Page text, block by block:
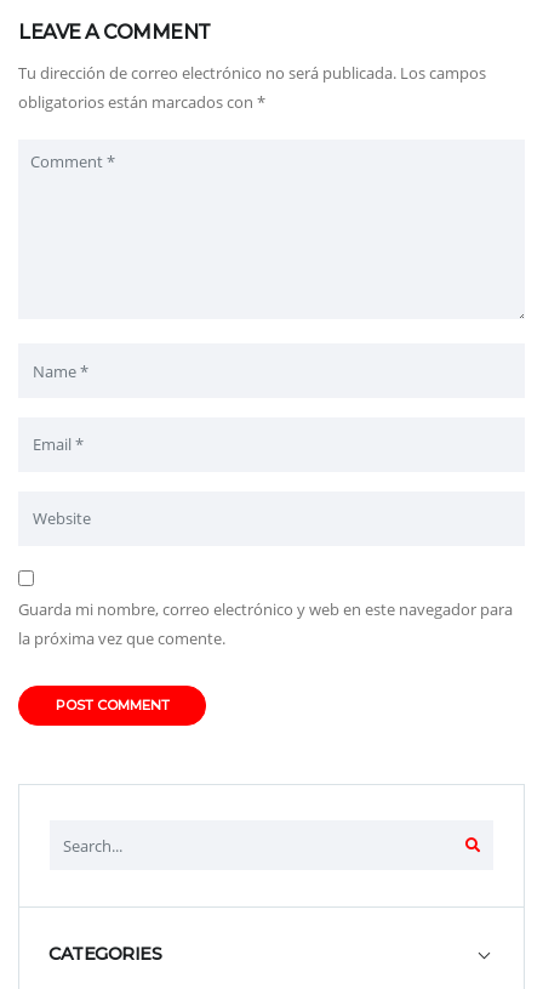
CATEGORIES
LEAVE A COMMENT
Tu dirección de correo electrónico no será publicada. Los campos
obligatorios están marcados con *
Guarda mi nombre, correo electrónico y web en este navegador para
la próxima vez que comente.